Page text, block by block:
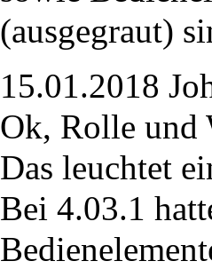
(ausgegraut)
15.01.2018
Ok, Rolle und
Das leuchtet
Bei 4.03.1